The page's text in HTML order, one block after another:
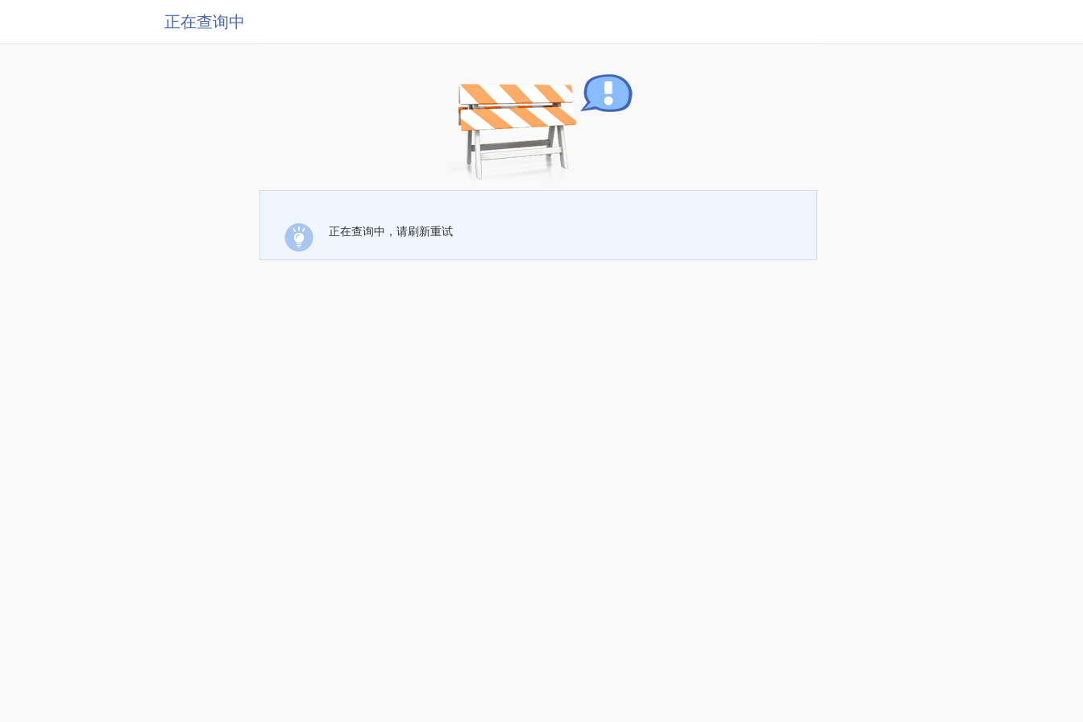
正在查询中
正在查询中，请刷新重试